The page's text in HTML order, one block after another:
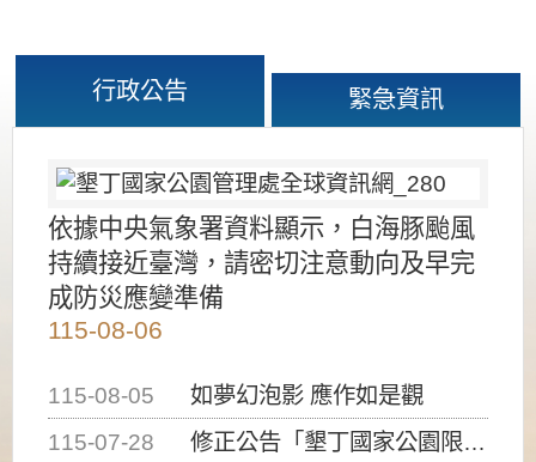
行政公告 緊急資訊
依據中央氣象署資料顯示，白海豚颱風
持續接近臺灣，請密切注意動向及早完
成防災應變準備
115-08-06
115-08-05
如夢幻泡影 應作如是觀
115-07-28
修正公告「墾丁國家公園限制水域遊憩活動之種類、範圍、時間及行為」，自即日生效。